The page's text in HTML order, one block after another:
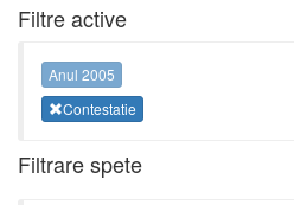
Filtre active
Anul 2005
Contestatie
Filtrare spete